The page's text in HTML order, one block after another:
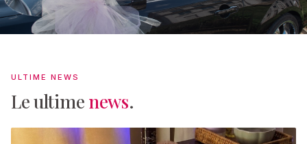
ULTIME NEWS
Le ultime news.